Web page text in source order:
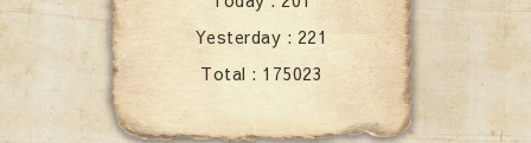
Yesterday : 221
Total : 175023